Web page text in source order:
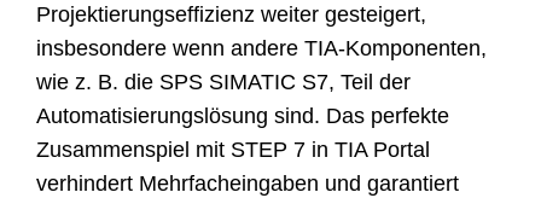
Projektierungseffizienz weiter gesteigert,
insbesondere wenn andere TIA-Komponenten,
wie z. B. die SPS SIMATIC S7, Teil der
Automatisierungslösung sind. Das perfekte
Zusammenspiel mit STEP 7 in TIA Portal
verhindert Mehrfacheingaben und garantiert